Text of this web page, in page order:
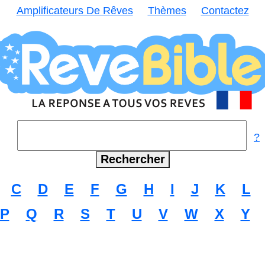
Amplificateurs De Rêves Thèmes Contactez
?
C D E F G H I J K L
P Q R S T U V W X Y